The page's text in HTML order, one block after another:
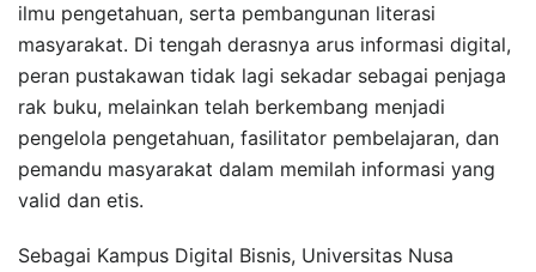
ilmu pengetahuan, serta pembangunan literasi
masyarakat. Di tengah derasnya arus informasi digital,
peran pustakawan tidak lagi sekadar sebagai penjaga
rak buku, melainkan telah berkembang menjadi
pengelola pengetahuan, fasilitator pembelajaran, dan
pemandu masyarakat dalam memilah informasi yang
valid dan etis.
Sebagai Kampus Digital Bisnis, Universitas Nusa